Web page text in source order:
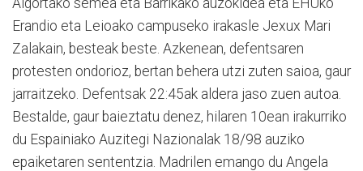
Erandio eta Leioako campuseko irakasle Jexux Mari
Zalakain, besteak beste. Azkenean, defentsaren
protesten ondorioz, bertan behera utzi zuten saioa, gaur
jarraitzeko. Defentsak 22:45ak aldera jaso zuen autoa.
Bestalde, gaur baieztatu denez, hilaren 10ean irakurriko
du Espainiako Auzitegi Nazionalak 18/98 auziko
epaiketaren sententzia. Madrilen emango du Angela